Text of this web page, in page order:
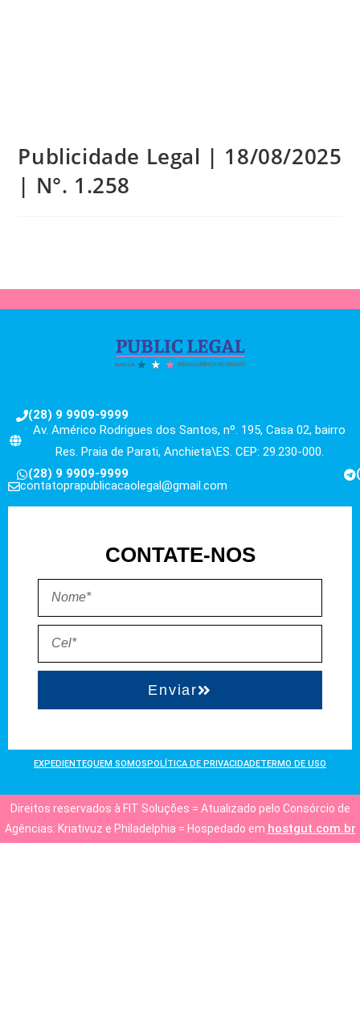
Publicidade Legal | 18/08/2025
| N°. 1.258
(28) 9 9909-9999
Av. Américo Rodrigues dos Santos, nº. 195, Casa 02, bairro
Res. Praia de Parati, Anchieta\ES. CEP: 29.230-000.
(28) 9 9909-9999
contatoprapublicacaolegal@gmail.com
CONTATE-NOS
Enviar
EXPEDIENTEQUEM SOMOSPOLÍTICA DE PRIVACIDADETERMO DE USO
Direitos reservados à FIT Soluções = Atualizado pelo Consórcio de
Agências: Kriativuz e Philadelphia = Hospedado em hostgut.com.br